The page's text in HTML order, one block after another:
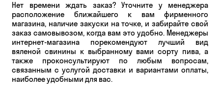
Нет времени ждать заказ? Уточните у менеджера
расположение ближайшего к вам фирменного
магазина, наличие закуски на точке, и забирайте свой
заказ самовывозом, когда вам это удобно. Менеджеры
интернет-магазина порекомендуют лучший вид
вяленой свинины к выбранному вами сорту пива, а
также проконсультируют по любым вопросам,
связанным с услугой доставки и вариантами оплаты,
наиболее удобными для вас.